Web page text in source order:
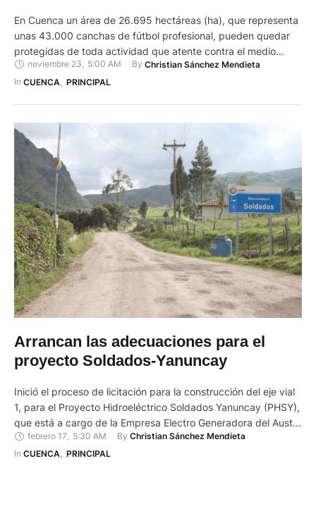
En Cuenca un área de 26.695 hectáreas (ha), que representa
unas 43.000 canchas de fútbol profesional, pueden quedar
protegidas de toda actividad que atente contra el medio
ambiente. Se trata de una extensa área que abarca cinco
parroquias rurales: Baños, San Joaquín, Tarqui, Chaucha y
noviembre 23, 5:00 AM By Christian Sánchez Mendieta
In CUENCA PRINCIPAL
Arrancan las adecuaciones para el
proyecto Soldados-Yanuncay
Inició el proceso de licitación para la construcción del eje vial
1, para el Proyecto Hidroeléctrico Soldados Yanuncay (PHSY),
que está a cargo de la Empresa Electro Generadora del Austro
(Elecaustro). Esta intervención vial comprende la construcción
de 2,86 kilómetros (km) de vías de acceso y de un puente,
febrero 17 5:30 AM By Christian Sánchez Mendieta
In CUENCA, PRINCIPAL